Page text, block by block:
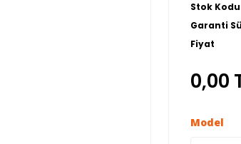
Stok Kodu
Garanti
Fiyat
0,00
Model